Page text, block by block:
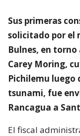
Sus primeras
solicitado por el
Bulnes, en
Carey Moring,
Pichilemu
tsunami, fue
Rancagua a
El fiscal